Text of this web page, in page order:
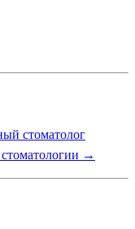
стоматолог
→